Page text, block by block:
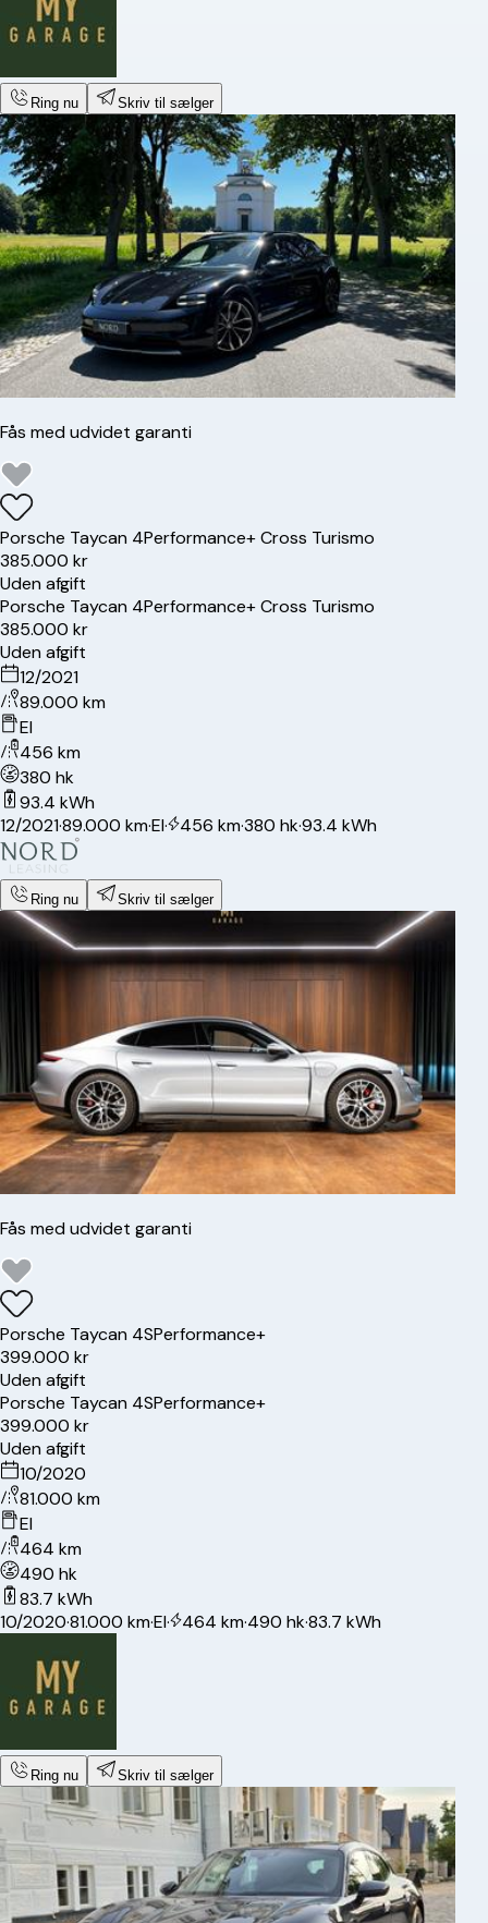
Ring nu Skriv til sælger
Fås med udvidet garanti
Porsche Taycan 4Performance+ Cross Turismo
385.000 kr
Uden afgift
Porsche Taycan 4Performance+ Cross Turismo
385.000 kr
Uden afgift
12/2021
89.000 km
El
456 km
380 hk
93.4 kWh
12/2021·89.000 km·El· 456 km·380 hk·93.4 kWh
Ring nu Skriv til sælger
Fås med udvidet garanti
Porsche Taycan 4SPerformance+
399.000 kr
Uden afgift
Porsche Taycan 4SPerformance+
399.000 kr
Uden afgift
10/2020
81.000 km
El
464 km
490 hk
83.7 kWh
10/2020·81.000 km·El· 464 km·490 hk·83.7 kWh
Ring nu Skriv til sælger